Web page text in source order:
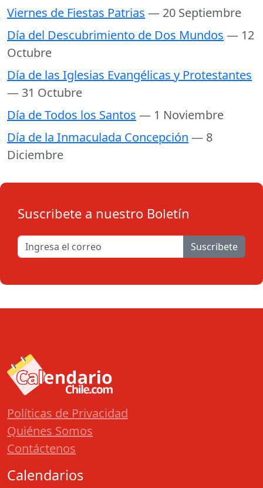
Viernes de Fiestas Patrias — 20 Septiembre
Día del Descubrimiento de Dos Mundos — 12
Octubre
Día de las Iglesias Evangélicas y Protestantes
— 31 Octubre
Día de Todos los Santos — 1 Noviembre
Día de la Inmaculada Concepción — 8
Diciembre
Suscribete a nuestro Boletín
Suscribete
Políticas de Privacidad
Quiénes Somos
Contáctenos
Calendarios